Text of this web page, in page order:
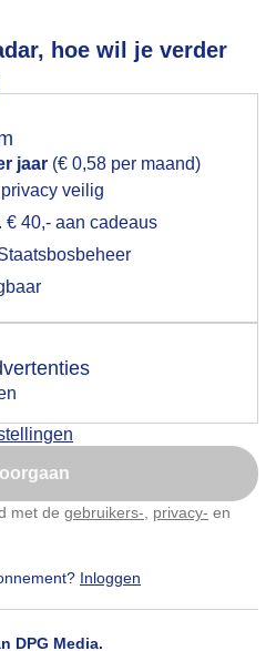
hoe wil je verder
jaar (€ 0,58 per maand)
veilig
€ 40,- aan cadeaus
met de gebruikers- privacy- en
Inloggen
DPG Media.
06-2026, 21x bekeken
gebruiken voor het
akkoord op hebt gegeven,
up uit je browser waarin
de popup
later
dit aan te passen